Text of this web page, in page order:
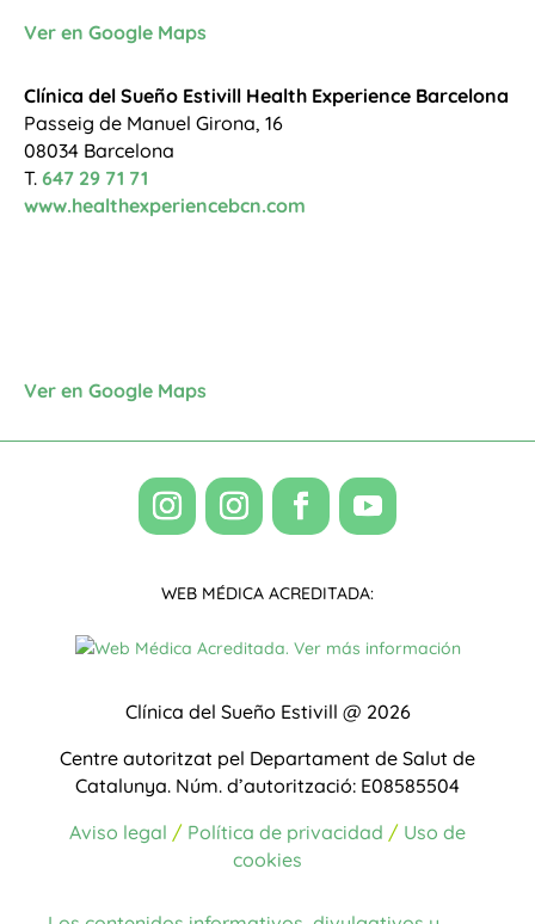
Ver en Google Maps
Clínica del Sueño Estivill Health Experience Barcelona
Passeig de Manuel Girona, 16
08034 Barcelona
T. 647 29 71 71
www.healthexperiencebcn.com
Ver en Google Maps
WEB MÉDICA ACREDITADA:
Clínica del Sueño Estivill @ 2026
Centre autoritzat pel Departament de Salut de
Catalunya. Núm. d’autorització: E08585504
Aviso legal / Política de privacidad / Uso de
cookies